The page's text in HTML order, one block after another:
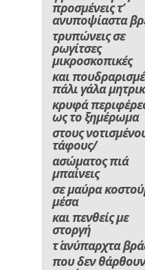
προσμένεις τ’
ανυποψίαστα
τρυπώνεις σε
ρωγίτσες
μικροσκοπικές
και
πάλι γάλα
κρυφά
ως το ξημέρωμα
στους
τάφους/
ασώματος πιά
μπαίνεις
σε μαύρα
μέσα
και πενθείς με
στοργή
τ΄ ανύπαρχτα
που δεν θάρθουν